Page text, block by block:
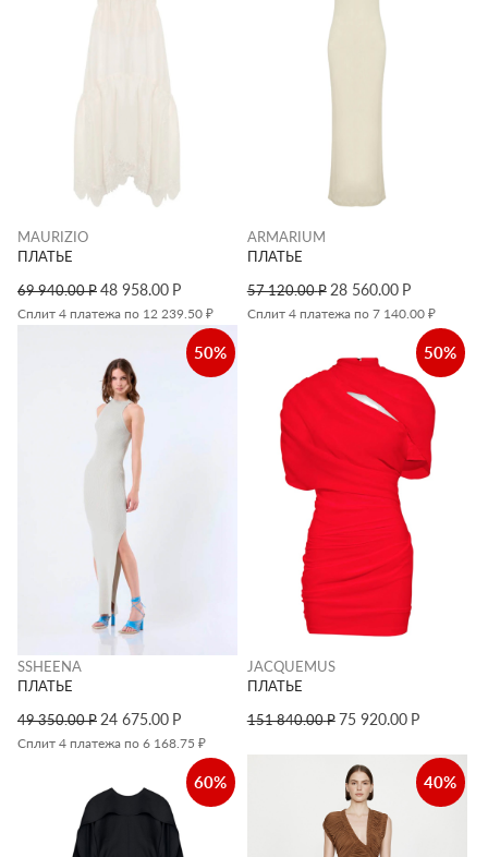
MAURIZIO
ПЛАТЬЕ
69 940.00Р48 958.00 Р
Сплит 4 платежа по 12 239.50 ₽
ARMARIUM
ПЛАТЬЕ
57 120.00Р 28 560.00 Р
Сплит 4 платежа по 7 140.00 ₽
50%
SSHEENA
ПЛАТЬЕ
49 350.00Р 24 675.00 Р
Сплит 4 платежа по 6 168.75 ₽
50%
JACQUEMUS
ПЛАТЬЕ
151 840.00Р 75 920.00 Р
60% 40%